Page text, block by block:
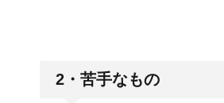
2・苦手なもの